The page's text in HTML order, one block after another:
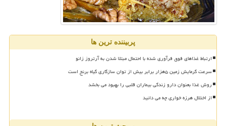
پربیننده ترین ها
ارتباط غذاهای فوق فرآوری شده با احتمال مبتلا شدن به آرتروز زانو
سرعت گرمایش زمین ۵هزار برابر بیش از توان سازگاری گیاه برنج است
روش غذا بعنوان دارو زندگی بیماران قلبی را بهبود می بخشد
از اختلال هرزه خواری چه می دانید